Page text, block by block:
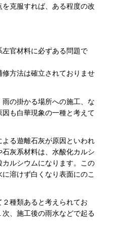
克服すれば、ある程度の改
官材料に必ずある問題で
方法は確立されておりませ
の掛かる場所への施工、な
も白華現象の一種と考えて
る遊離石灰が原因といわれ
灰系材料は、水酸化カルシ
ルシウムになります。この
溶けず白くなり表面にのこ
種類あると考えられてお
、施工後の雨水などで起る